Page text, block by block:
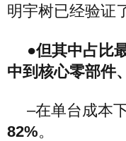
明宇树已经验证
●但其中占比
中到核心零部件
–在单台成本
82%。